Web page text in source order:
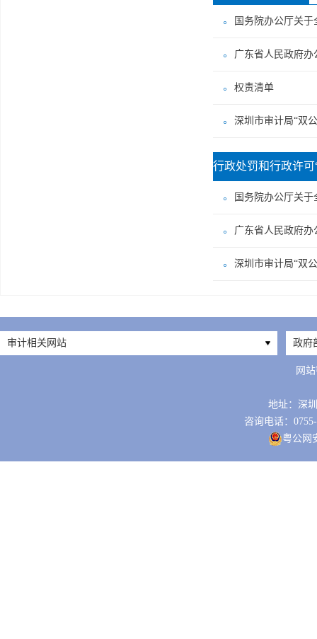
国务院办公厅关
广东省人民政府
权责清单
深圳市审计局“双
行政处罚和行政许可
国务院办公厅关
广东省人民政府
深圳市审计局“双
审计相关网站 政府
网
地址：深
咨询电话：
粤公网